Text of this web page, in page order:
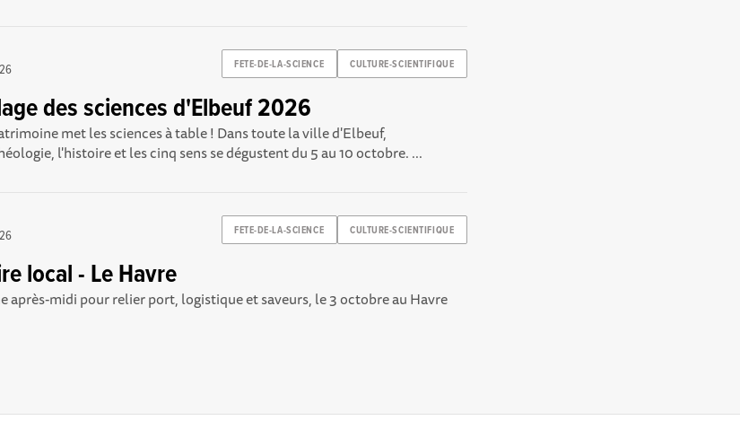
FETE-DE-LA-SCIENCE CULTURE-SCIENTIFIQUE
des sciences d'Elbeuf 2026
met les sciences à table ! Dans toute la ville d'Elbeuf,
l'histoire et les cinq sens se dégustent du 5 au 10 octobre. ...
FETE-DE-LA-SCIENCE CULTURE-SCIENTIFIQUE
local - Le Havre
après-midi pour relier port, logistique et saveurs, le 3 octobre au Havre